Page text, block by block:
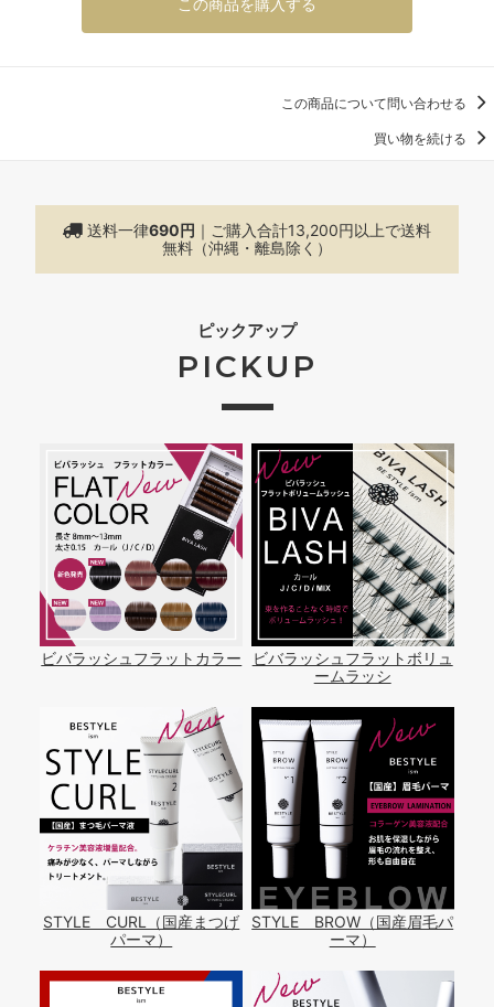
この商品を購入する
この商品について問い合わせる
買い物を続ける
送料一律690円 ｜ご購入合計13,200円以上で送料
無料（沖縄・離島除く）
ピックアップ
PICKUP
ビバラッシュフラットカラー
ビバラッシュフラットボリュ
ームラッシ
STYLE CURL（国産まつげ
パーマ）
STYLE BROW（国産眉毛パ
ーマ）